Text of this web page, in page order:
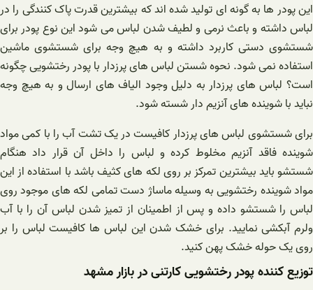
این پودر ها به گونه ای تولید شده اند که بیشترین قدرت پاک کنندگی را در
لباس داشته و باعث نرمی و لطیف شدن لباس می شود این نوع پودر برای
شستشوی دستی کاربرد داشته و به هیچ وجه برای شستشوی ماشین
استفاده نمی شود. نحوه شستن لباس های پرزدار با پودر رختشویی چگونه
است؟ لباس های پرزدار به دلیل وجود الیاف های ارسال و به هیچ وجه
نباید با شوینده های آنزیم دار شسته شود.
برای شستشوی لباس های پرزدار کافیست در یک تشت آب را با کمی مواد
شوینده فاقد آنزیم مخلوط کرده و لباس را داخل آن قرار داد هنگام
شستشو باید بیشترین تمرکز بر روی لکه های کثیف باشد با استفاده از این
مواد شوینده رختشویی به وسیله ماساژ دست تمامی لکه های موجود روی
لباس را شستشو داده و پس از اطمینان از تمیز شدن لباس آن را با آب
ولرم آبکشی نمایید. برای خشک شدن این لباس ها کافیست لباس را بر
روی یک حوله خشک پهن کنید.
توزیع کننده پودر رختشویی کارتنی در بازار مشهد